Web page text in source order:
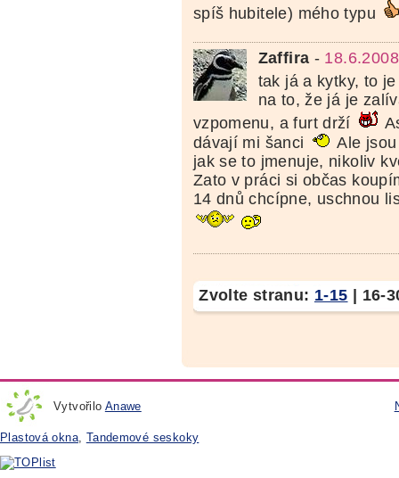
spíš hubitele) mého typu
Zaffira -
tak já a kytky, to
na to, že já je
vzpomenu, a furt drží
dávají mi šanci
Ale
jak se to jmenuje, nikoliv
Zato v práci si občas
14 dnů chcípne, uschnou
Zvolte stranu: 1-15 16-
Vytvořilo Anawe
Plastová okna, Tandemové seskoky